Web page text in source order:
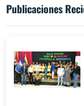
Publicaciones